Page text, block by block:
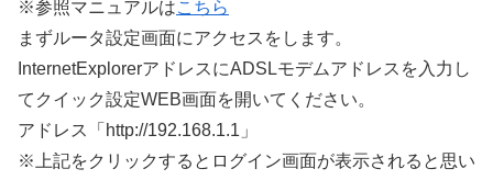
※参照マニュアルはこちら
まずルータ設定画面にアクセスをします。
InternetExplorerアドレスにADSLモデムアドレスを入力し
てクイック設定WEB画面を開いてください。
アドレス「http://192.168.1.1」
※上記をクリックするとログイン画面が表示されると思い